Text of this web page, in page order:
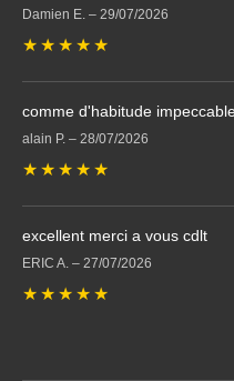
Damien E. – 29/07/2026
★ ★ ★ ★ ★
comme d'habitude
alain P. – 28/07/2026
★ ★ ★ ★ ★
excellent merci a vous cdlt
ERIC A. – 27/07/2026
★ ★ ★ ★ ★